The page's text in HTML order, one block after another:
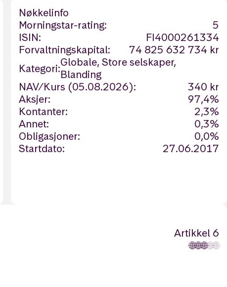
Nøkkelinfo
Morningstar-rating:
5
ISIN:
FI4000261334
Forvaltningskapital:
74 825 632 734 kr
Kategori:Globale, Store selskaper,
Blanding
NAV/Kurs (05.08.2026):
340 kr
Aksjer:
97,4%
Kontanter:
2,3%
Annet:
0,3%
Obligasjoner:
0,0%
Startdato:
27.06.2017
Artikkel 6
🌐🌐🌐🌐🌐